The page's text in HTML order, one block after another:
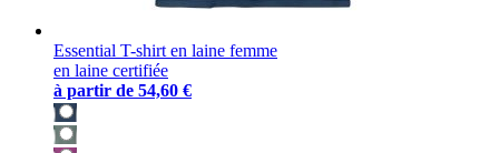
Essential T-shirt en laine femme
en laine certifiée
à partir de 54,60 €